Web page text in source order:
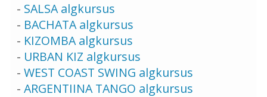
- SALSA algkursus
- BACHATA algkursus
- KIZOMBA algkursus
- URBAN KIZ algkursus
- WEST COAST SWING algkursus
- ARGENTIINA TANGO algkursus